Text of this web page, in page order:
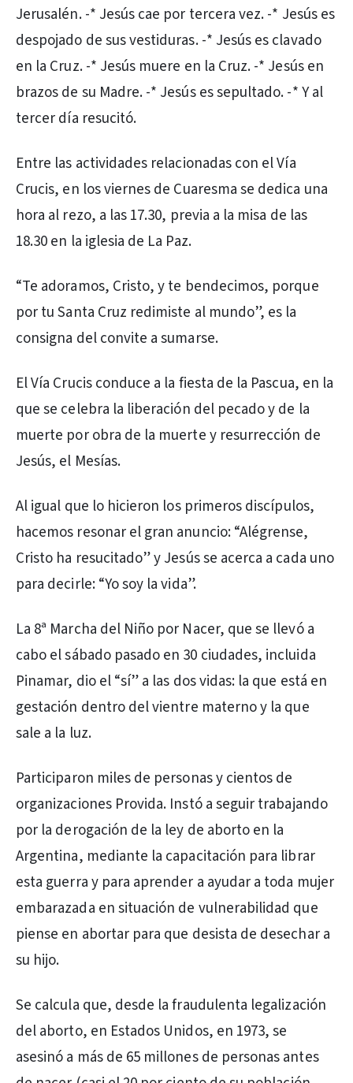
Jerusalén. -* Jesús cae por tercera vez. -* Jesús es
despojado de sus vestiduras. -* Jesús es clavado
en la Cruz. -* Jesús muere en la Cruz. -* Jesús en
brazos de su Madre. -* Jesús es sepultado. -* Y al
tercer día resucitó.
Entre las actividades relacionadas con el Vía
Crucis, en los viernes de Cuaresma se dedica una
hora al rezo, a las 17.30, previa a la misa de las
18.30 en la iglesia de La Paz.
“Te adoramos, Cristo, y te bendecimos, porque
por tu Santa Cruz redimiste al mundo”, es la
consigna del convite a sumarse.
El Vía Crucis conduce a la fiesta de la Pascua, en la
que se celebra la liberación del pecado y de la
muerte por obra de la muerte y resurrección de
Jesús, el Mesías.
Al igual que lo hicieron los primeros discípulos,
hacemos resonar el gran anuncio: “Alégrense,
Cristo ha resucitado” y Jesús se acerca a cada uno
para decirle: “Yo soy la vida”.
La 8ª Marcha del Niño por Nacer, que se llevó a
cabo el sábado pasado en 30 ciudades, incluida
Pinamar, dio el “sí” a las dos vidas: la que está en
gestación dentro del vientre materno y la que
sale a la luz.
Participaron miles de personas y cientos de
organizaciones Provida. Instó a seguir trabajando
por la derogación de la ley de aborto en la
Argentina, mediante la capacitación para librar
esta guerra y para aprender a ayudar a toda mujer
embarazada en situación de vulnerabilidad que
piense en abortar para que desista de desechar a
su hijo.
Se calcula que, desde la fraudulenta legalización
del aborto, en Estados Unidos, en 1973, se
asesinó a más de 65 millones de personas antes